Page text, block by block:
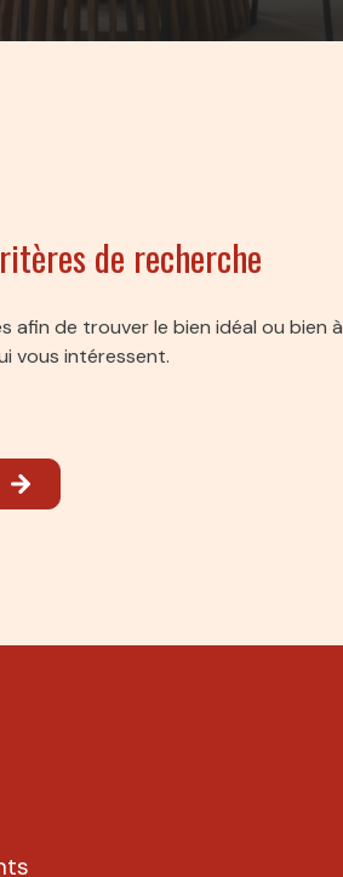
de recherche
de trouver le bien idéal ou bien
vous intéressent.